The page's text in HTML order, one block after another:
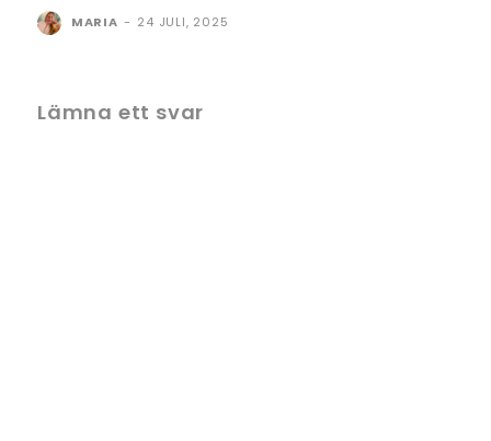
MARIA - 24 JULI, 2025
Lämna ett svar